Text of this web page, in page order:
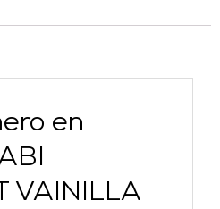
en
VAINILLA